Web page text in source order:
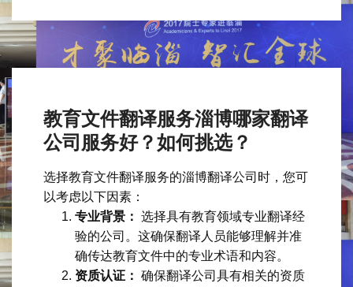
教育文件翻译服务淄博哪家翻译
公司服务好？如何挑选？
选择教育文件翻译服务的淄博翻译公司时，您可
以考虑以下因素：
专业背景： 选择具有教育领域专业翻译经
验的公司。这确保翻译人员能够理解并准
确传达教育文件中的专业术语和内容。
资质认证： 确保翻译公司具有相关的资质